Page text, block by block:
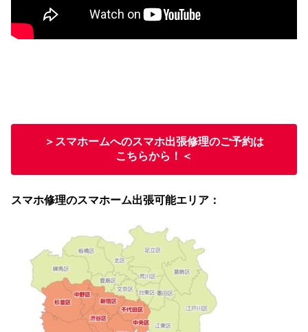
＞スマホームへのスマホ出張修理のご予約は
こちらから！＜
スマホ修理のスマホーム出張可能エリア：